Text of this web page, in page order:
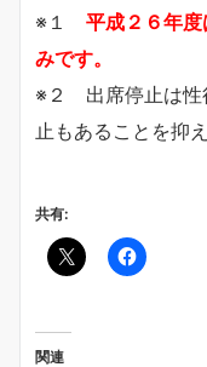
※１ 平成２６年
みです。
※２ 出席停止は性
止もあることを抑
共有:
関連